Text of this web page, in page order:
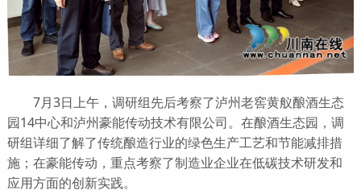
7月3日上午，调研组先后考察了泸州老窖黄舣酿酒生态
园14中心和泸州豪能传动技术有限公司。在酿酒生态园，调
研组详细了解了传统酿造行业的绿色生产工艺和节能减排措
施；在豪能传动，重点考察了制造业企业在低碳技术研发和
应用方面的创新实践。